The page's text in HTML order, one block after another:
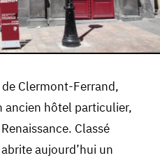
Clermont-Ferrand,
ancien hôtel particulier,
Classé
aujourd’hui un